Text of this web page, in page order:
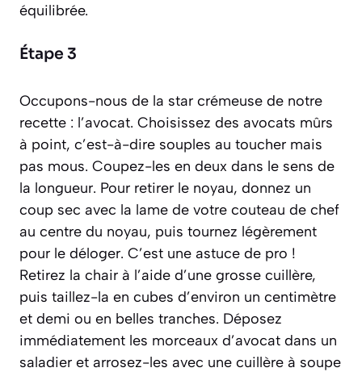
équilibrée.
Étape 3
Occupons-nous de la star crémeuse de notre
recette : l’avocat. Choisissez des avocats mûrs
à point, c’est-à-dire souples au toucher mais
pas mous. Coupez-les en deux dans le sens de
la longueur. Pour retirer le noyau, donnez un
coup sec avec la lame de votre couteau de chef
au centre du noyau, puis tournez légèrement
pour le déloger. C’est une astuce de pro !
Retirez la chair à l’aide d’une grosse cuillère,
puis taillez-la en cubes d’environ un centimètre
et demi ou en belles tranches. Déposez
immédiatement les morceaux d’avocat dans un
saladier et arrosez-les avec une cuillère à soupe